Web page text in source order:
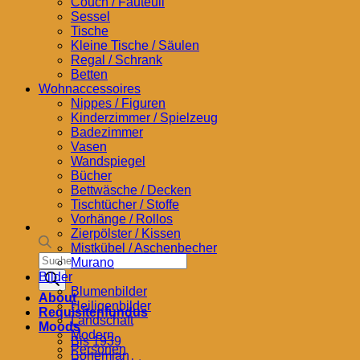
Products
search
About
Requisitenfundus
Moods
Bis 1939
Bohemian
Sessel
Tische
Kleine Tische / Säulen
Regal / Schrank
Betten
Wohnaccessoires
Nippes / Figuren
Kinderzimmer / Spielzeug
Badezimmer
Vasen
Wandspiegel
Bücher
Bettwäsche / Decken
Tischtücher / Stoffe
Vorhänge / Rollos
Zierpölster / Kissen
Mistkübel / Aschenbecher
Murano
Bilder
Blumenbilder
Heiligenbilder
Landschaft
Modern
Personen